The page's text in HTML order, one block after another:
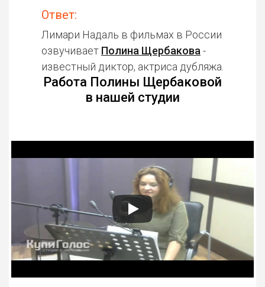
Ответ:
Лимари Надаль в фильмах в России
озвучивает Полина Щербакова -
известный диктор, актриса дубляжа.
Работа Полины Щербаковой
в нашей студии